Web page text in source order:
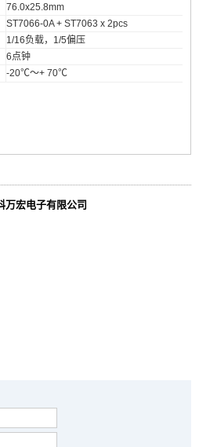
76.0x25.8mm
ST7066-0A + ST7063 x 2pcs
1/16负载，1/5偏压
6点钟
-20℃〜+ 70℃
万宏电子有限公司